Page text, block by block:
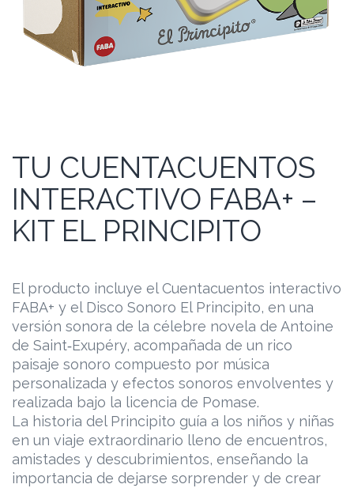
TU CUENTACUENTOS
INTERACTIVO FABA+ –
KIT EL PRINCIPITO
El producto incluye el Cuentacuentos interactivo
FABA+ y el Disco Sonoro El Principito, en una
versión sonora de la célebre novela de Antoine
de Saint‑Exupéry, acompañada de un rico
paisaje sonoro compuesto por música
personalizada y efectos sonoros envolventes y
realizada bajo la licencia de Pomase.
La historia del Principito guía a los niños y niñas
en un viaje extraordinario lleno de encuentros,
amistades y descubrimientos, enseñando la
importancia de dejarse sorprender y de crear